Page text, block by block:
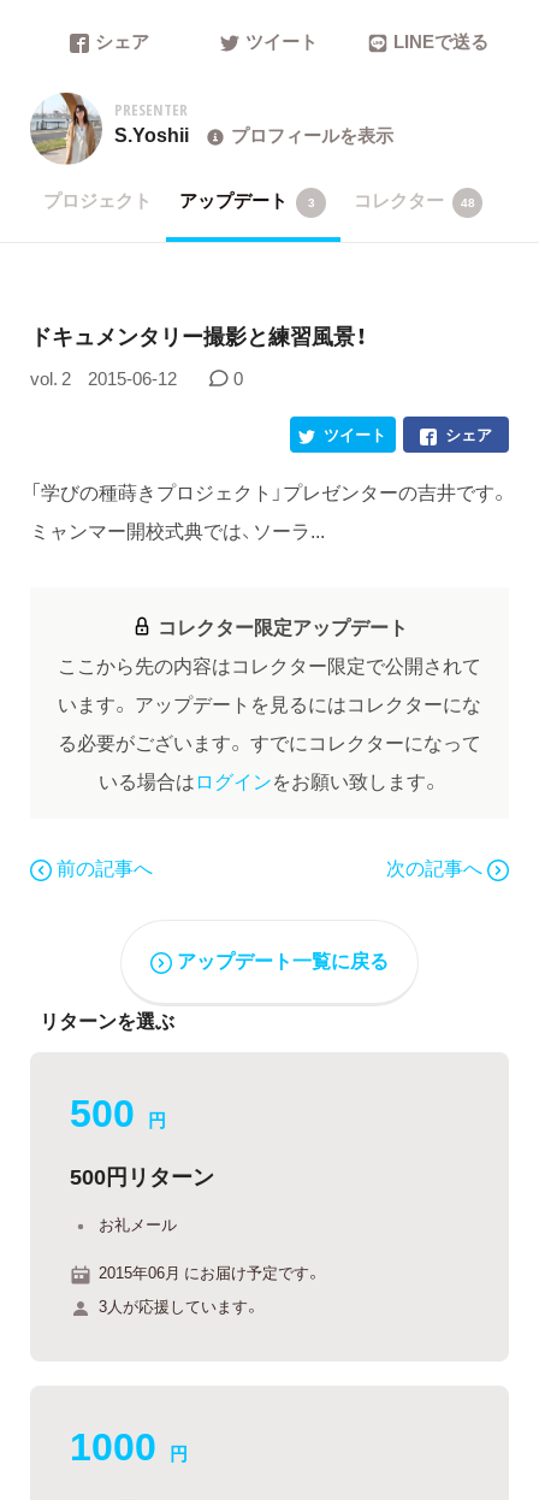
シェア ツイート LINEで送る
PRESENTER
S.Yoshii プロフィールを表示
プロジェクト アップデート 3 コレクター 48
ドキュメンタリー撮影と練習風景！
vol. 2 2015-06-12 0
シェア
ツイート
「学びの種蒔きプロジェクト」プレゼンターの吉井です。
ミャンマー開校式典では、ソーラ...
コレクター限定アップデート
ここから先の内容はコレクター限定で公開されて
います。 アップデートを見るにはコレクターにな
る必要がございます。 すでにコレクターになって
いる場合はログインをお願い致します。
前の記事へ 次の記事へ
アップデート一覧に戻る
リターンを選ぶ
500 円
500円リターン
お礼メール
2015年06月 にお届け予定です。
3人が応援しています。
1000 円